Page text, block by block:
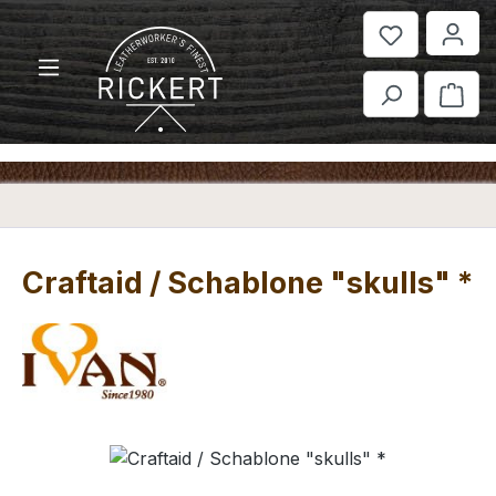
Zum Hauptinhalt springen
Craftaid / Schablone "skulls" *
Bildergalerie überspringen